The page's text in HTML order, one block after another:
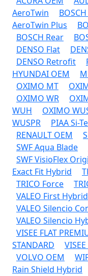
AeroTwin
AeroTwin Plus
BOSCH Rear
DENSO Flat
DENSO Retrofit
HYUNDAI OEM
OXIMO MT
OXIMO WR
WUH
OXIMO
WUSPR
PIAA Si-
RENAULT OEM
SWF Aqua Blade
SWF VisioFlex
Exact Fit Hybrid
TRICO Force
VALEO First Hybrid
VALEO Silencio
VALEO Silencio
VISEE FLAT
STANDARD
VOLVO OEM
Rain Shield Hybrid